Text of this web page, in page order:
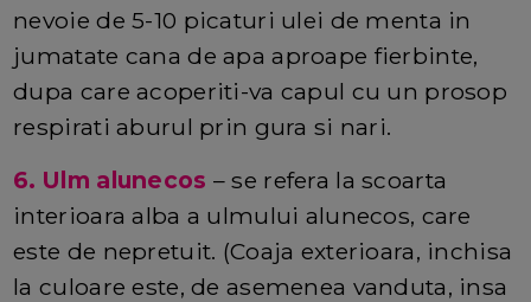
nevoie de 5-10 picaturi ulei de menta in
jumatate cana de apa aproape fierbinte,
dupa care acoperiti-va capul cu un prosop
respirati aburul prin gura si nari.
6. Ulm alunecos – se refera la scoarta
interioara alba a ulmului alunecos, care
este de nepretuit. (Coaja exterioara, inchisa
la culoare este, de asemenea vanduta, insa